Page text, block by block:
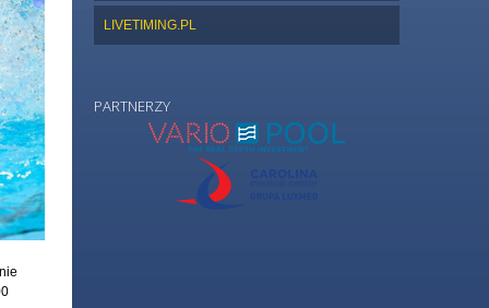
LIVETIMING.PL
PARTNERZY